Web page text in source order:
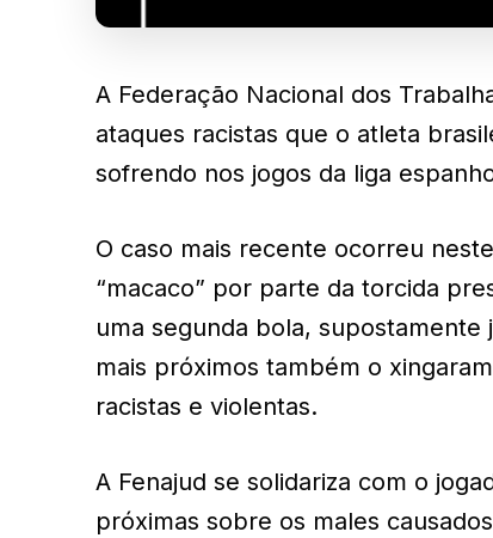
A Federação Nacional dos
ataques racistas que o atleta
sofrendo nos jogos da liga
O caso mais recente ocorreu
“macaco” por parte da torcida
uma segunda bola,
mais próximos também o
racistas e violentas.
A Fenajud se solidariza com o
próximas sobre os males